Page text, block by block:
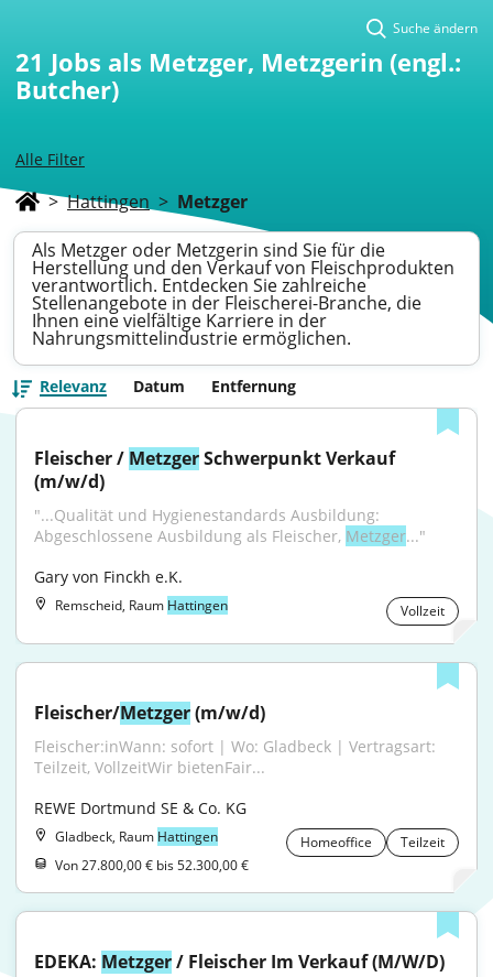
Alle Filter
Suche ändern
21 Jobs als Metzger, Metzgerin (engl.:
Butcher)
> Hattingen > Metzger
Als Metzger oder Metzgerin sind Sie für die
Herstellung und den Verkauf von Fleischprodukten
verantwortlich. Entdecken Sie zahlreiche
Stellenangebote in der Fleischerei-Branche, die
Ihnen eine vielfältige Karriere in der
Nahrungsmittelindustrie ermöglichen.
Relevanz Datum Entfernung
Fleischer / Metzger Schwerpunkt Verkauf
(m/w/d)
"...Qualität und Hygienestandards Ausbildung:
Abgeschlossene Ausbildung als Fleischer, Metzger..."
Gary von Finckh e.K.
Remscheid, Raum Hattingen Vollzeit
Fleischer/Metzger (m/w/d)
Fleischer:inWann: sofort | Wo: Gladbeck | Vertragsart:
Teilzeit, VollzeitWir bietenFair...
REWE Dortmund SE & Co. KG
Gladbeck, Raum Hattingen Homeoffice
Teilzeit
Von 27.800,00 € bis 52.300,00 €
EDEKA: Metzger / Fleischer Im Verkauf (M/W/D)